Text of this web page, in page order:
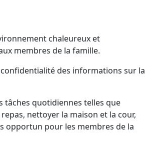
chaleureux et
membres de la famille.
des informations sur la
tâches quotidiennes telles que
nettoyer la maison et la cour,
opportun pour les membres de la